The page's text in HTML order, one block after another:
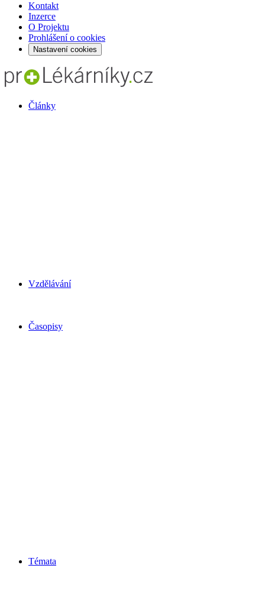
Kontakt
Inzerce
O Projektu
Prohlášení o cookies
Nastavení cookies
Články
Vzdělávání
Časopisy
Témata